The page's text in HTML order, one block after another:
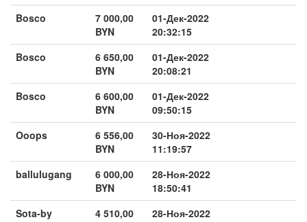
Bosco
7 000,00
BYN
01-Дек-2022
20:32:15
Bosco
6 650,00
BYN
01-Дек-2022
20:08:21
Bosco
6 600,00
BYN
01-Дек-2022
09:50:15
Ooops
6 556,00
BYN
30-Ноя-2022
11:19:57
ballulugang
6 000,00
BYN
28-Ноя-2022
18:50:41
Sota-by
4 510,00
28-Ноя-2022